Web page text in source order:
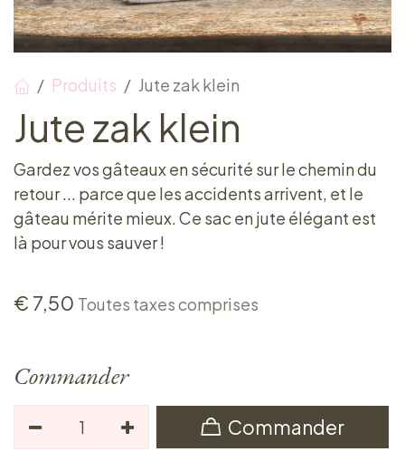
Produits Jute zak klein
Jute zak klein
Gardez vos gâteaux en sécurité sur le chemin du
retour ... parce que les accidents arrivent, et le
gâteau mérite mieux. Ce sac en jute élégant est
là pour vous sauver !
€ 7,50 Toutes taxes comprises
Commander
Commander